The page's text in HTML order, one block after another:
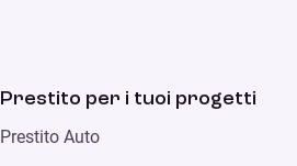
Prestito per i tuoi progetti
Prestito Auto